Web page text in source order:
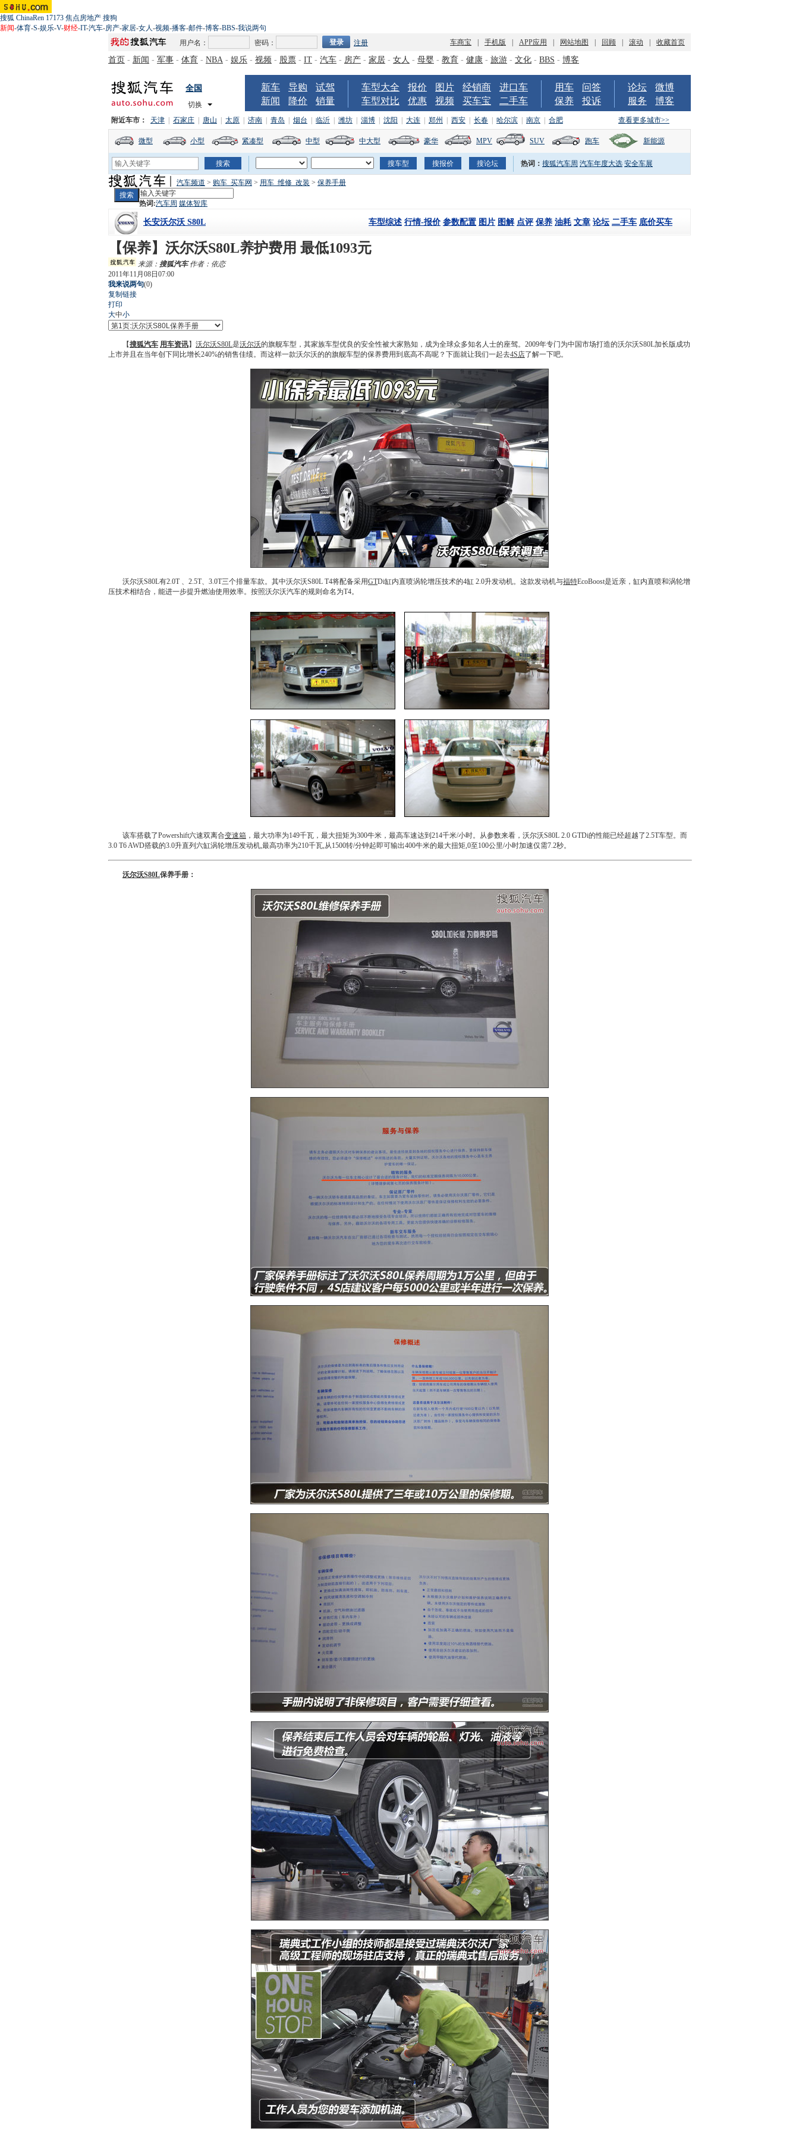
搜狐 ChinaRen 17173 焦点房地产 搜狗
新闻-体育-S-娱乐-V-财经-IT-汽车-房产-家居-女人-视频-播客-邮件-博客-BBS-我说两句
用户名：
密码： 注册 车商宝 手机版 APP应用 网站地图 回顾 滚动 收藏首页
首页 - 新闻 - 军事 - 体育 - NBA - 娱乐 - 视频 - 股票 - IT - 汽车 - 房产 - 家居 - 女人 - 母婴 - 教育 - 健康 - 旅游 - 文化 - BBS - 博客
全国
切换
新车 导购
试驾
新闻
降价 销量
车型大全 报价 图片 经销商
进口车
车型对比
优惠 视频 买车宝 二手车
用车
问答
保养
投诉
论坛
微博
服务
博客
查看更多城市>>
附近车市： 天津 石家庄 唐山 太原 济南 青岛 烟台 临沂 潍坊 淄博 沈阳 大连 郑州 西安 长春 哈尔滨 南京 合肥
微型 小型 紧凑型 中型 中大型 豪华 MPV SUV 跑车 新能源
热词： 搜狐汽车周 汽车年度大选 安全车展
汽车频道 > 购车_买车网 > 用车_维修_改装 > 保养手册
热词:汽车周 媒体智库
车型综述 行情-报价 参数配置 图片 图解 点评 保养 油耗 文章 论坛 二手车 底价买车
长安沃尔沃 S80L
【保养】沃尔沃S80L养护费用 最低1093元
来源： 搜狐汽车作者：依恋
2011年11月08日07:00
我来说两句(0)
复制链接
打印
大中小
【搜狐汽车 用车资讯】 沃尔沃S80L是沃尔沃的旗舰车型，其家族车型优良的安全性被大家熟知，成为全球众多知名人士的座驾。2009年专门为中国市场打造的沃尔沃S80L加长版成功
上市并且在当年创下同比增长240%的销售佳绩。而这样一款沃尔沃的的旗舰车型的保养费用到底高不高呢？下面就让我们一起去4S店了解一下吧。
沃尔沃S80L有2.0T 、2.5T、3.0T三个排量车款。其中沃尔沃S80L T4将配备采用GTDi缸内直喷涡轮增压技术的4缸 2.0升发动机。这款发动机与福特EcoBoost是近亲，缸内直喷和涡轮增
压技术相结合，能进一步提升燃油使用效率。按照沃尔沃汽车的规则命名为T4。
该车搭载了Powershift六速双离合变速箱 ，最大功率为149千瓦，最大扭矩为300牛米，最高车速达到214千米/小时。从参数来看， 沃尔沃S80L 2.0 GTDi的性能已经超越了2.5T车型。而
3.0 T6 AWD搭载的3.0升直列六缸涡轮增压发动机,最高功率为210千瓦,从1500转/分钟起即可输出400牛米的最大扭矩,0至100公里/小时加速仅需7.2秒。
沃尔沃S80L保养手册：